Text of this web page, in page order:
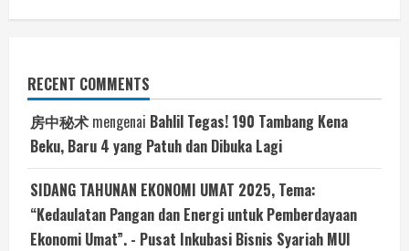
RECENT COMMENTS
房中秘术 mengenai Bahlil Tegas! 190 Tambang Kena
Beku, Baru 4 yang Patuh dan Dibuka Lagi
SIDANG TAHUNAN EKONOMI UMAT 2025, Tema:
“Kedaulatan Pangan dan Energi untuk Pemberdayaan
Ekonomi Umat”. - Pusat Inkubasi Bisnis Syariah MUI